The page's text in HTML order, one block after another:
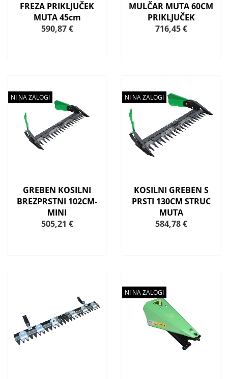
FREZA PRIKLJUČEK
MUTA 45cm
590,87 €
MULČAR MUTA 60CM
PRIKLJUČEK
716,45 €
NI NA ZALOGI
GREBEN KOSILNI
BREZPRSTNI 102CM-
MINI
505,21 €
NI NA ZALOGI
KOSILNI GREBEN S
PRSTI 130CM STRUC
MUTA
584,78 €
NI NA ZALOGI